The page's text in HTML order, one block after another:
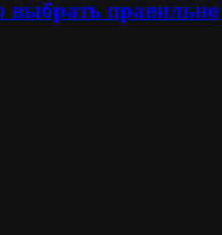
выбрать правильно